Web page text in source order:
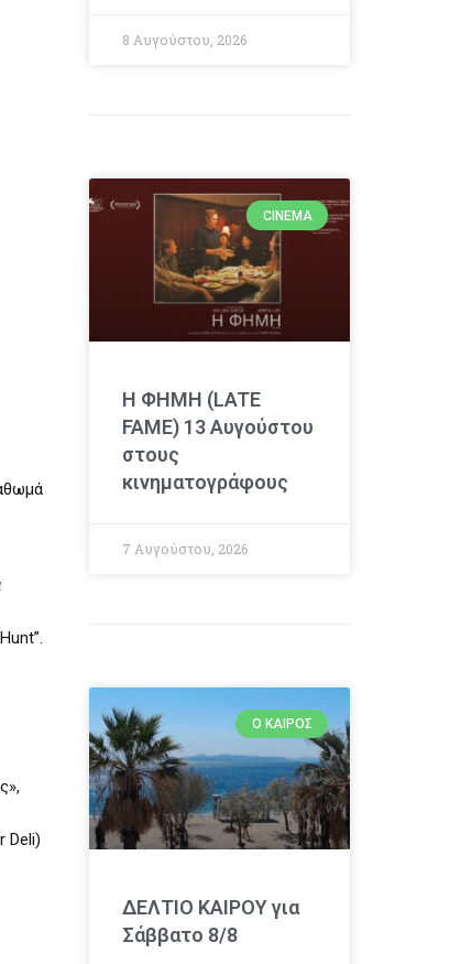
Deli)
8 Αυγούστου, 2026
CINEMA
Η ΦΗΜΗ (LATE
FAME) 13 Αυγούστου
στους
κινηματογράφους
7 Αυγούστου, 2026
Ο ΚΑΙΡΌΣ
ΔΕΛΤΙΟ ΚΑΙΡΟΥ για
Σάββατο 8/8